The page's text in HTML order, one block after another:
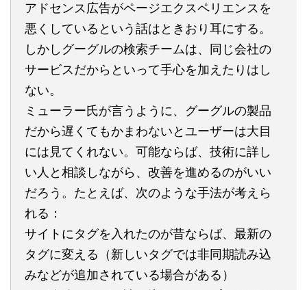
アドセンス広告がページエクスペリエンスを
悪くしているという話はときおり耳にする。
しかしグーグルの検索チームは、同じ会社の
サービスだからといって手心を加えたりはし
ない。
ミューラー氏が言うように、グーグルの製品
だから遅くてもかまわないとユーザーは大目
には見てくれない。可能ならば、技術に詳し
い人と相談しながら、改善を進めるのがいい
だろう。たとえば、次のような手法が考えら
れる：
サイトにタグを入れたのが昔ならば、最新の
タグに変える（新しいタグでは非同期読み込
みなどが追加されている場合がある）